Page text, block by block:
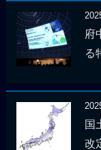
府
る
国
改